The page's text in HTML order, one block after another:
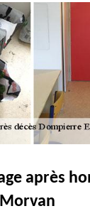
après